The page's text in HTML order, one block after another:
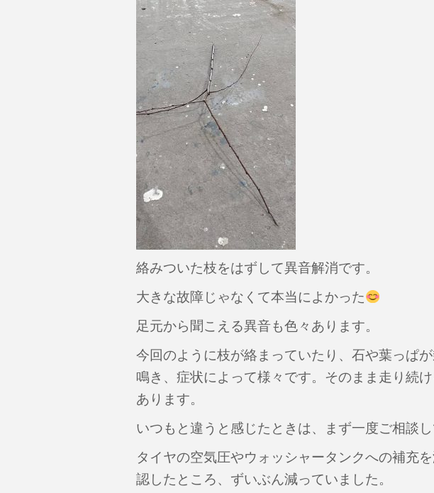
絡みついた枝をはずして異音解消です。
大きな故障じゃなくて本当によかった
足元から聞こえる異音も色々あります。
今回のように枝が絡まっていたり、石や葉っぱ
鳴き、症状によって様々です。そのまま走り続
あります。
いつもと違うと感じたときは、まず一度ご相談
タイヤの空気圧やウォッシャータンクへの補充
認したところ、ずいぶん減っていました。